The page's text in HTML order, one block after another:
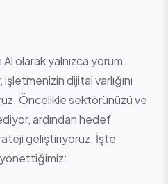
olarak yalnızca yorum
dijital varlığını
Öncelikle sektörünüzü ve
ardından hedef
geliştiriyoruz. İşte
yönettiğimiz: